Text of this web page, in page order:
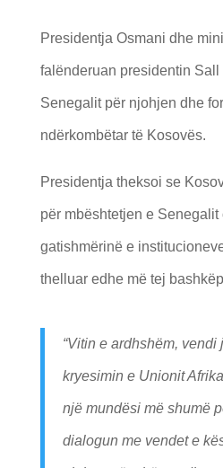
Presidentja Osmani dhe
falënderuan presidentin
Senegalit për njohjen dhe
ndërkombëtar të Kosovës.
Presidentja theksoi se
për mbështetjen e Senegalit
gatishmërinë e
thelluar edhe më tej
“Vitin e ardhshëm, vendi
kryesimin e Unionit
një mundësi më shumë
dialogun me vendet e